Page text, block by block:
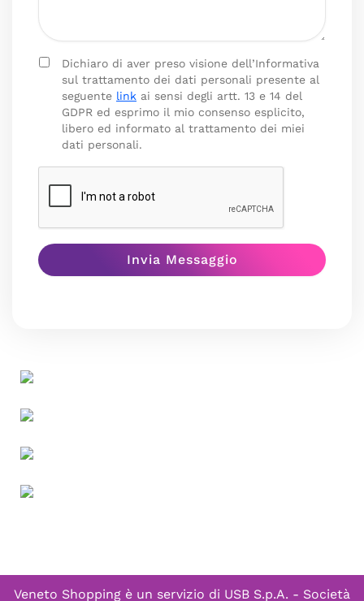
Dichiaro di aver preso visione dell’Informativa
sul trattamento dei dati personali presente al
seguente link ai sensi degli artt. 13 e 14 del
GDPR ed esprimo il mio consenso esplicito,
libero ed informato al trattamento dei miei
dati personali.
Veneto Shopping è un servizio di USB S.p.A. - Società